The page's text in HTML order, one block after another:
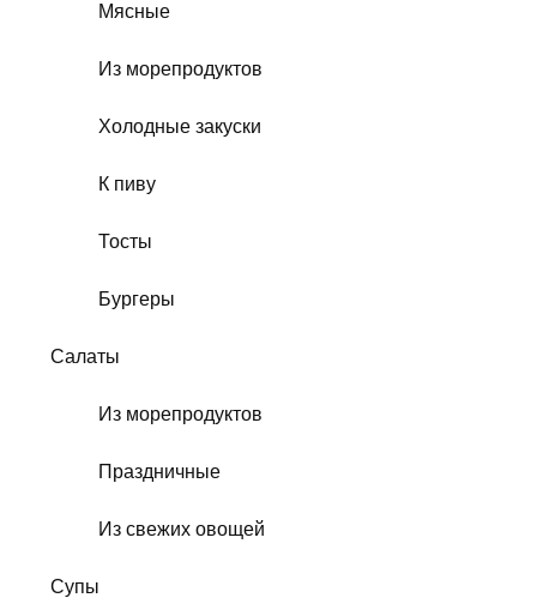
Мясные
Из морепродуктов
Холодные закуски
К пиву
Тосты
Бургеры
Салаты
Из морепродуктов
Праздничные
Из свежих овощей
Супы